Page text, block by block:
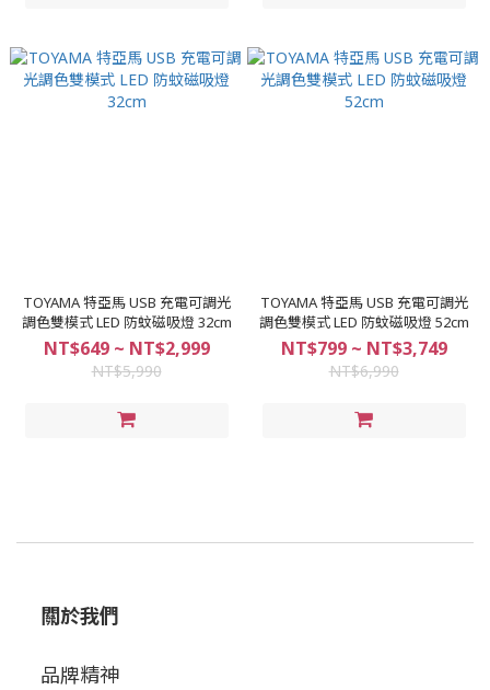
TOYAMA 特亞馬 USB 充電可調光
調色雙模式 LED 防蚊磁吸燈 32cm
NT$649 ~ NT$2,999
NT$5,990
TOYAMA 特亞馬 USB 充電可調光
調色雙模式 LED 防蚊磁吸燈 52cm
NT$799 ~ NT$3,749
NT$6,990
關於我們
品牌精神